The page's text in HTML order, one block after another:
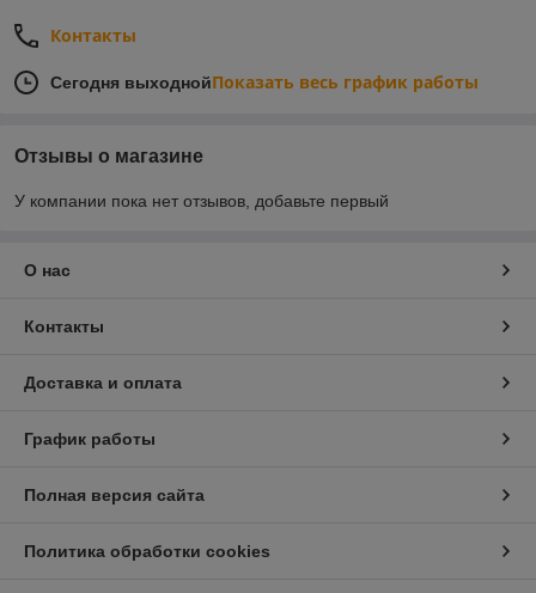
Контакты
Сегодня выходнойПоказать весь график работы
Отзывы о магазине
У компании пока нет отзывов, добавьте первый
О нас
Контакты
Доставка и оплата
График работы
Полная версия сайта
Политика обработки cookies